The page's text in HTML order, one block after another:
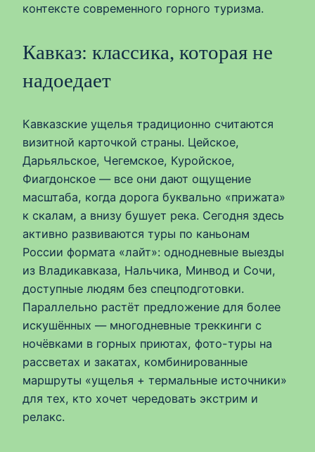
контексте современного горного туризма.
Кавказ: классика, которая не
надоедает
Кавказские ущелья традиционно считаются
визитной карточкой страны. Цейское,
Дарьяльское, Чегемское, Куройское,
Фиагдонское — все они дают ощущение
масштаба, когда дорога буквально «прижата»
к скалам, а внизу бушует река. Сегодня здесь
активно развиваются туры по каньонам
России формата «лайт»: однодневные выезды
из Владикавказа, Нальчика, Минвод и Сочи,
доступные людям без спецподготовки.
Параллельно растёт предложение для более
искушённых — многодневные треккинги с
ночёвками в горных приютах, фото-туры на
рассветах и закатах, комбинированные
маршруты «ущелья + термальные источники»
для тех, кто хочет чередовать экстрим и
релакс.